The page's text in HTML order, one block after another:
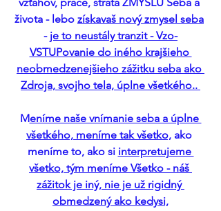
života - lebo získavaš nový zmysel seba
- je to neustály tranzit - Vzo-
VSTUPovanie do iného krajšieho
neobmedzenejšieho zážitku seba ako
Zdroja, svojho tela, úplne všetkého..
Meníme naše vnímanie seba a úplne
všetkého, meníme tak všetko, ako
meníme to, ako si interpretujeme
všetko, tým meníme Všetko - náš
zážitok je iný, nie je už rigidný
obmedzený ako kedysi,